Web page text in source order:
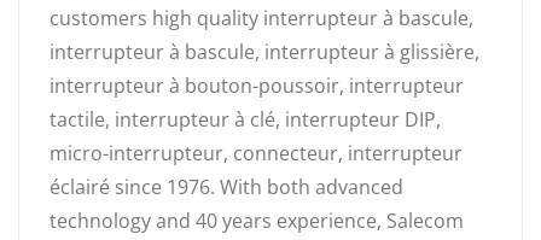
customers high quality interrupteur à bascule,
interrupteur à bascule, interrupteur à glissière,
interrupteur à bouton-poussoir, interrupteur
tactile, interrupteur à clé, interrupteur DIP,
micro-interrupteur, connecteur, interrupteur
éclairé since 1976. With both advanced
technology and 40 years experience, Salecom